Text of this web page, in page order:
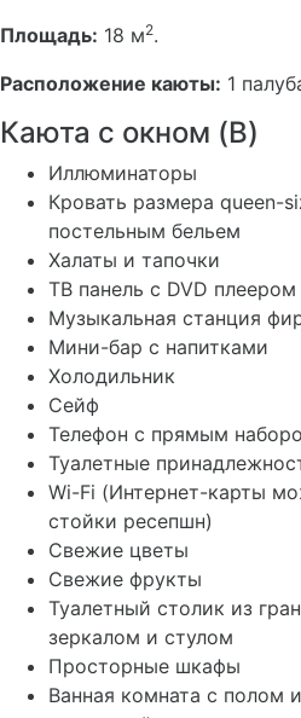
Площадь: 18 м2.
Расположение каюты: 1
Каюта с окном (B)
Иллюминаторы
Кровать размера queen-
постельным бельем
Халаты и тапочки
ТВ панель с DVD плеером
Музыкальная станция
Мини-бар с напитками
Холодильник
Сейф
Телефон с прямым
Туалетные
Wi-Fi (Интернет-карты
стойки ресепшн)
Свежие цветы
Свежие фрукты
Туалетный столик из
зеркалом и стулом
Просторные шкафы
Ванная комната с полом